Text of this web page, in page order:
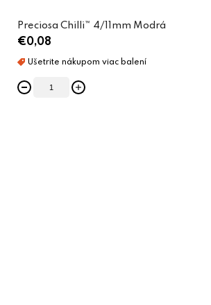
Preciosa Chilli™ 4/11mm Modrá
€0,08